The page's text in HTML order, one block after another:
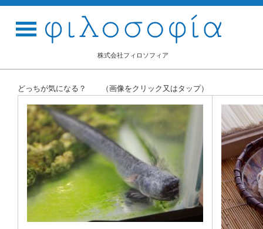
株式会社フィロソフィア
どっちが気になる？ （画像をクリック又はタップ）